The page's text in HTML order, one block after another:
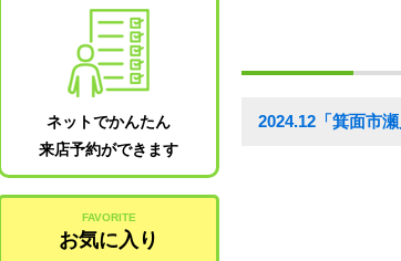
2024.12「箕面市
ネットでかんたん
来店予約ができます
FAVORITE
お気に入り